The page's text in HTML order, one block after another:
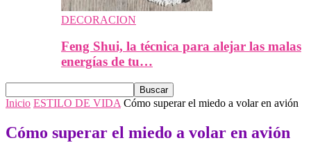
DECORACION
Feng Shui, la técnica para alejar las malas
energías de tu…
Inicio ESTILO DE VIDA Cómo superar el miedo a volar en avión
Cómo superar el miedo a volar en avión